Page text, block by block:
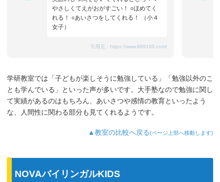
やさしくてえがおがすごい！ ○ほめてく
れる！ ○あいさつをしてくれる！ （小４
女子）
引用元： https://www.889100.com/
学研教室では「子どもが楽しそうに勉強している」「勉強以外のこ
とも学んでいる」といった声が多いです。大手塾なので勉強に関し
て実績があるのはもちろん、あいさつや感情の教育といったよう
な、人間性に関わる部分も見てくれるようです。
▲教室の比較へ戻る(ページ上部へ移動します)
NOVAバイリンガルKIDS